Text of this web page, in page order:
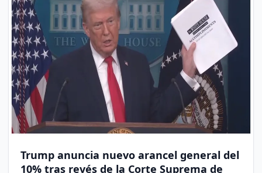
Trump anuncia nuevo arancel general del
10% tras revés de la Corte Suprema de